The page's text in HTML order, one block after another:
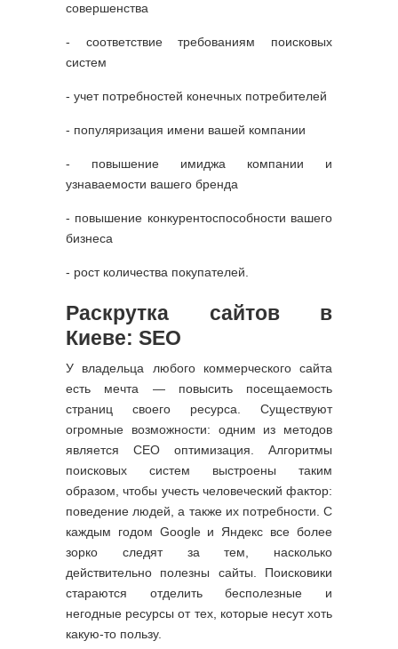
совершенства
- соответствие требованиям поисковых
систем
- учет потребностей конечных потребителей
- популяризация имени вашей компании
- повышение имиджа компании и
узнаваемости вашего бренда
- повышение конкурентоспособности вашего
бизнеса
- рост количества покупателей.
Раскрутка сайтов в
Киеве: SEO
У владельца любого коммерческого сайта
есть мечта — повысить посещаемость
страниц своего ресурса. Существуют
огромные возможности: одним из методов
является СЕО оптимизация. Алгоритмы
поисковых систем выстроены таким
образом, чтобы учесть человеческий фактор:
поведение людей, а также их потребности. С
каждым годом Google и Яндекс все более
зорко следят за тем, насколько
действительно полезны сайты. Поисковики
стараются отделить бесполезные и
негодные ресурсы от тех, которые несут хоть
какую-то пользу.